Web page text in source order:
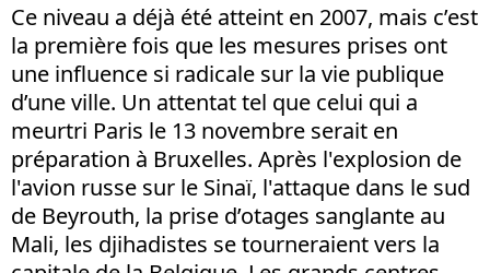
Ce niveau a déjà été atteint en 2007, mais c’est
la première fois que les mesures prises ont
une influence si radicale sur la vie publique
d’une ville. Un attentat tel que celui qui a
meurtri Paris le 13 novembre serait en
préparation à Bruxelles. Après l'explosion de
l'avion russe sur le Sinaï, l'attaque dans le sud
de Beyrouth, la prise d’otages sanglante au
Mali, les djihadistes se tourneraient vers la